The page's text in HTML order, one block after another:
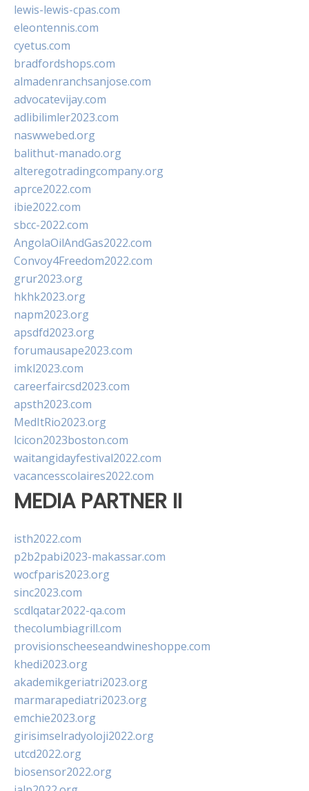
lewis-lewis-cpas.com
eleontennis.com
cyetus.com
bradfordshops.com
almadenranchsanjose.com
advocatevijay.com
adlibilimler2023.com
naswwebed.org
balithut-manado.org
alteregotradingcompany.org
aprce2022.com
ibie2022.com
sbcc-2022.com
AngolaOilAndGas2022.com
Convoy4Freedom2022.com
grur2023.org
hkhk2023.org
napm2023.org
apsdfd2023.org
forumausape2023.com
imkl2023.com
careerfaircsd2023.com
apsth2023.com
MedItRio2023.org
lcicon2023boston.com
waitangidayfestival2022.com
vacancesscolaires2022.com
MEDIA PARTNER II
isth2022.com
p2b2pabi2023-makassar.com
wocfparis2023.org
sinc2023.com
scdlqatar2022-qa.com
thecolumbiagrill.com
provisionscheeseandwineshoppe.com
khedi2023.org
akademikgeriatri2023.org
marmarapediatri2023.org
emchie2023.org
girisimselradyoloji2022.org
utcd2022.org
biosensor2022.org